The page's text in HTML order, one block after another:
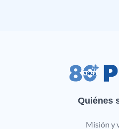
Quiénes
Misión y